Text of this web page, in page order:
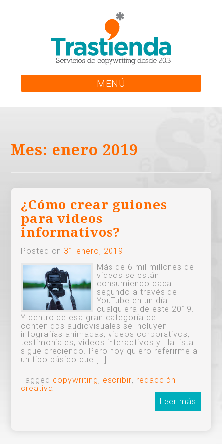
MENÚ
Mes: enero 2019
¿Cómo crear guiones
para videos
informativos?
Posted on 31 enero, 2019
Más de 6 mil millones de
videos se están
consumiendo cada
segundo a través de
YouTube en un día
cualquiera de este 2019.
Y dentro de esa gran categoría de
contenidos audiovisuales se incluyen
infografías animadas, videos corporativos,
testimoniales, videos interactivos y… la lista
sigue creciendo. Pero hoy quiero referirme a
un tipo básico que […]
Tagged copywriting, escribir, redacción
creativa
Leer más